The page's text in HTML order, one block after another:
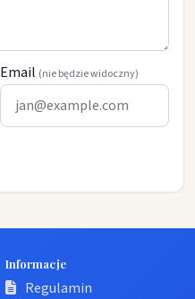
Email (nie będzie widoczny)
Informacje
Regulamin